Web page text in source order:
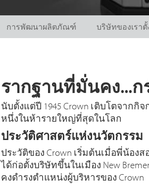
การพัฒนาผลิตภัณฑ์ บริษัทของเรา
รากฐานที่มั่นคง...ก
นับตั้งแต่ปี 1945 Crown เติบโตจากกิ
หนึ่งในห้ารายใหญ่ที่สุดในโลก
ประวัติศาสตร์แห่งนวัตกรรม
ประวัติของ Crown เริ่มต้นเมื่อพี่น้องสอ
ได้ก่อตั้งบริษัทขึ้นในเมือง New
คงดำรงตำแหน่งผู้บริหารของ Crown